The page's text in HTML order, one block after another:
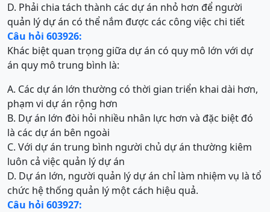
D. Phải chia tách thành các dự án nhỏ hơn để người
quản lý dự án có thể nắm được các công việc chi tiết
Câu hỏi 603926:
Khác biệt quan trọng giữa dự án có quy mô lớn với dự
án quy mô trung bình là:
A. Các dự án lớn thường có thời gian triển khai dài hơn,
phạm vi dự án rộng hơn
B. Dự án lớn đòi hỏi nhiều nhân lực hơn và đặc biệt đó
là các dự án bên ngoài
C. Với dự án trung bình người chủ dự án thường kiêm
luôn cả việc quản lý dự án
D. Dự án lớn, người quản lý dự án chỉ làm nhiệm vụ là tổ
chức hệ thống quản lý một cách hiệu quả.
Câu hỏi 603927: